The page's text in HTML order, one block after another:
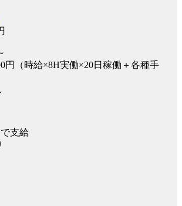
円（時給×8H実働×20日稼働＋各種手
で支給